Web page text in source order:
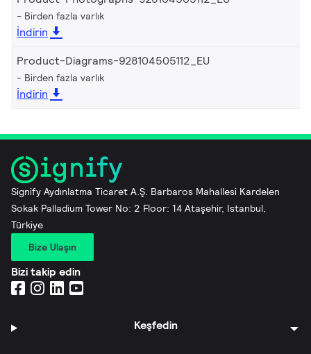
Birden fazla varlık
İndirin
Product-Diagrams-928104505112_EU
Birden fazla varlık
İndirin
Signify Aydınlatma Ticaret A.Ş. Barbaros Mahallesi Kardelen
Sokak Palladium Tower No: 2 Floor: 14 Ataşehir, Istanbul,
Türkiye
Bize Ulaşın
Bizi takip edin
Keşfedin